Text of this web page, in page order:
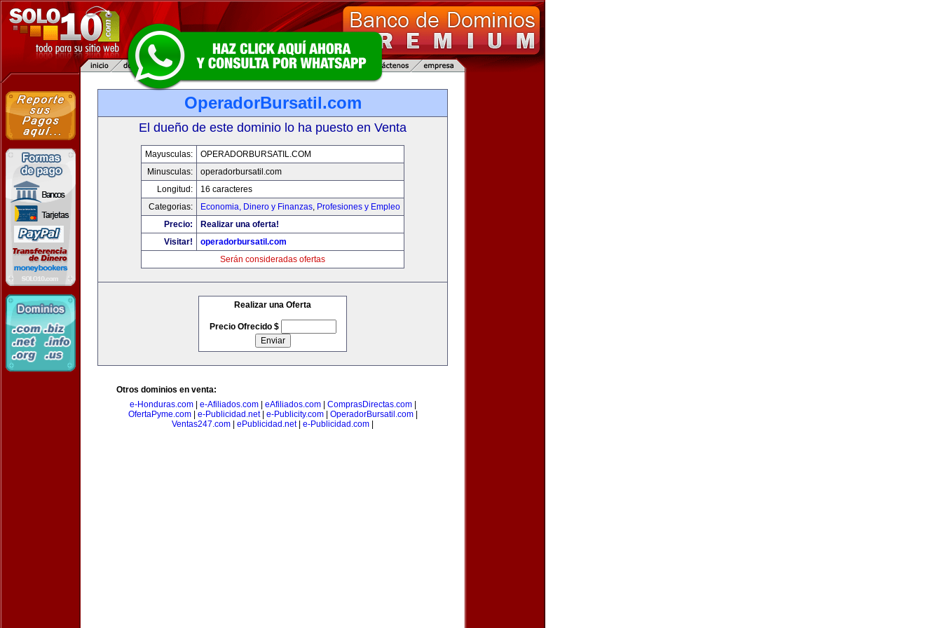
OperadorBursatil.com
El dueño de este dominio lo ha puesto en Venta
Mayusculas:
OPERADORBURSATIL.COM
Minusculas:
operadorbursatil.com
Longitud:
16 caracteres
Categorias:
Economia, Dinero y Finanzas, Profesiones y Empleo
Precio:
Realizar una oferta!
Visitar!
operadorbursatil.com
Serán consideradas ofertas
Realizar una Oferta
Precio Ofrecido $
Otros dominios en venta:
e-Honduras.com| e-Afiliados.com| eAfiliados.com| ComprasDirectas.com|
OfertaPyme.com| e-Publicidad.net| e-Publicity.com| OperadorBursatil.com|
Ventas247.com
ePublicidad.net| e-Publicidad.com